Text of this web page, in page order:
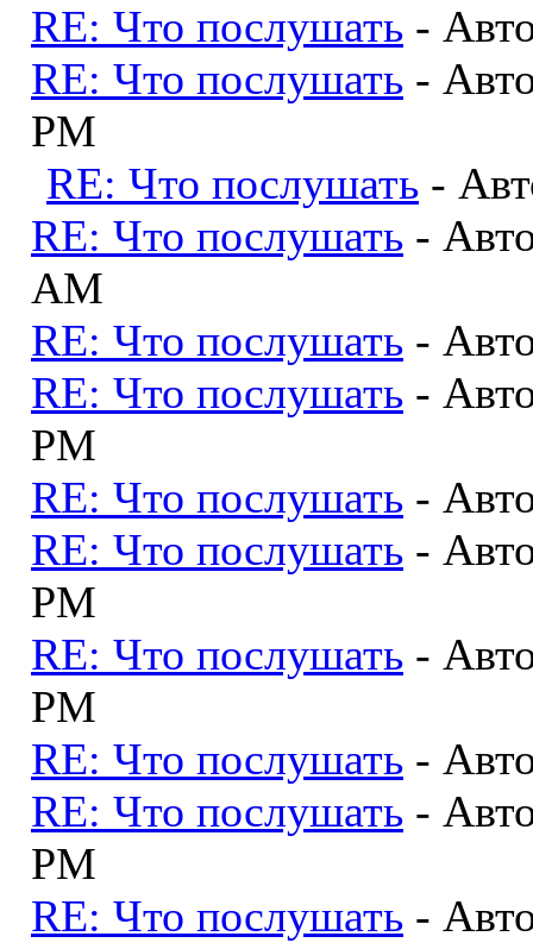
RE: Что послушать -
RE: Что послушать -
PM
RE: Что послушать -
RE: Что послушать -
AM
RE: Что послушать -
RE: Что послушать -
PM
RE: Что послушать -
RE: Что послушать -
PM
RE: Что послушать -
PM
RE: Что послушать -
RE: Что послушать -
PM
RE: Что послушать -